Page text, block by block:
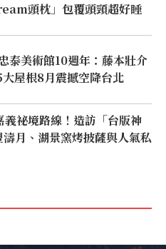
頭枕」包覆頭頸超好睡
泰美術館10週年：藤本壯介
屋根8月震撼空降台北
祕境路線！造訪「台版神
月、湖景窯烤披薩與人氣私